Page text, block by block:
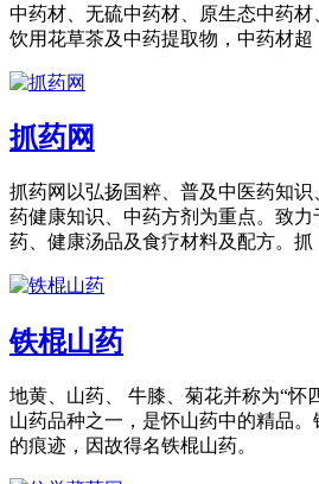
中药材、无硫中药材、原生态中药材
饮用花草茶及中药提取物，中药材超
抓药网
抓药网以弘扬国粹、普及中医药知
药健康知识、中药方剂为重点。致
药、健康汤品及食疗材料及配方。抓
铁棍山药
地黄、山药、 牛膝、菊花并称为“怀
山药品种之一，是怀山药中的精品
的痕迹，因故得名铁棍山药。